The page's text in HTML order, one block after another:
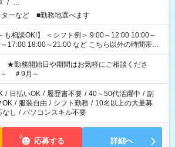
/ …
ターなど ■勤務地選べます
フト例＞ 9:00～12:00 10:00～
18:00～21:00 など こちら以外の時間帯も
談ください！
★勤務開始日や期間はお気軽にご相談くださ
＃9月～
/ 日払いOK / 履歴書不要 / 40～50代活躍中 / 副
OK / 服装自由 / シフト勤務 / 10名以上の大量募
なし / パソコンスキル不要
応募する 詳細へ